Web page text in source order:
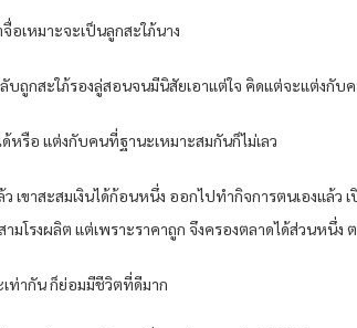
อเหมาะจะเป็นลูกสะใภ้นาง
บถูกสะใภ้รองลู่สอนจนมีนิสัยเอาแต่ใจ คิดแต่จะแต่งกั
ด้หรือ แต่งกับคนที่ฐานะเหมาะสมกันก็ไม่เลว
เขาสะสมเงินได้ก้อนหนึ่ง ออกไปทำกิจการตนเองแล้
มโรงผลิต แต่เพราะราคาถูก จึงครองตลาดได้ส่วนหนึ่
ท่ากัน ก็ย่อมมีชีวิตที่ดีมาก